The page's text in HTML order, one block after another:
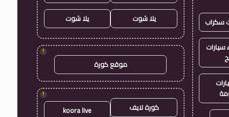
سكراب يلا شوت يلا شوت
!
موقع كورة
!
كورة لايف koora live